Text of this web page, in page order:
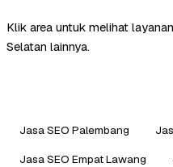
Klik area untuk melihat
Selatan lainnya.
Jasa SEO Palembang
Jasa SEO Empat Lawang